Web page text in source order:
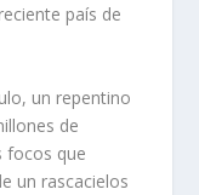
país de
un repentino
de
focos que
un rascacielos